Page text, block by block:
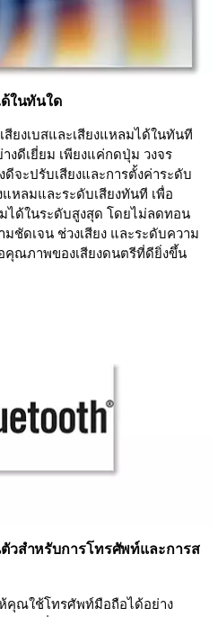
ด้ในทันใด
สียงเบสและเสียงแหลมได้ในทันที
งดีเยี่ยม เพียงแค่กดปุ่ม วงจร
จะปรับเสียงและการตั้งค่าระดับ
แหลมและระดับเสียงทันที เพื่อ
ได้ในระดับสูงสุด โดยไม่ลดทอน
ชัดเจน ช่วงเสียง และระดับความ
คุณภาพของเสียงดนตรีที่ดียิ่งขึ้น
สำหรับการโทรศัพท์และการส
คุณใช้โทรศัพท์มือถือได้อย่าง